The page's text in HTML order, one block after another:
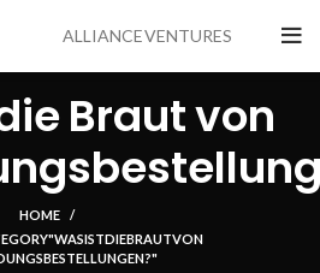
ALLIANCE VENTURES
Braut von
HOME
"WAS IST DIE BRAUT VON